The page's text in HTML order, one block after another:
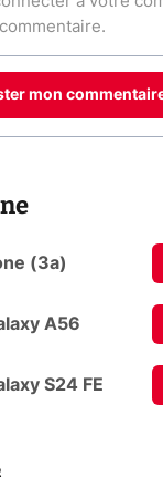
mon
(3a)
A56
S24 FE